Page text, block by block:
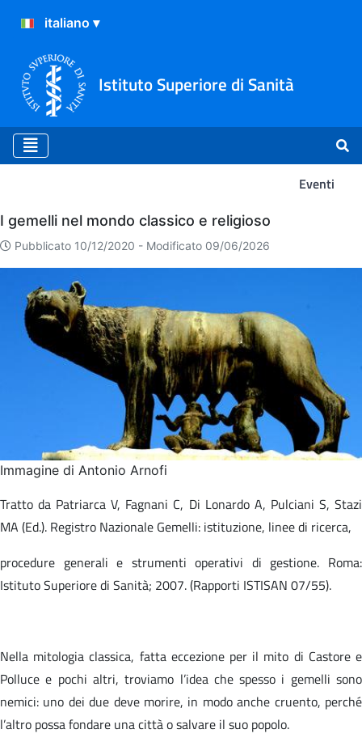
Istituto Superiore di Sanità
Eventi
Eventi
I gemelli nel mondo classico e religioso
Pubblicato 10/12/2020 - Modificato 09/06/2026
Immagine di Antonio Arnofi
Tratto da Patriarca V, Fagnani C, Di Lonardo A, Pulciani S, Stazi
MA (Ed.). Registro Nazionale Gemelli: istituzione, linee di ricerca,​
procedure generali e strumenti operativi di gestione. Roma:
Istituto Superiore di Sanità; 2007. (Rapporti ISTISAN 07/55).​
Nella mitologia classica, fatta eccezione per il mito di Castore e
Polluce e pochi altri, troviamo l’idea che spesso i gemelli sono
nemici: uno dei due deve morire, in modo anche cruento, perché
l’altro possa fondare una città o salvare il suo popolo.